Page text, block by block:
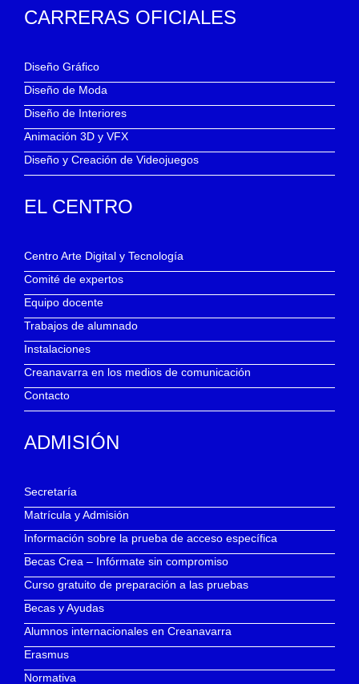
CARRERAS OFICIALES
Diseño Gráfico
Diseño de Moda
Diseño de Interiores
Animación 3D y VFX
Diseño y Creación de Videojuegos
EL CENTRO
Centro Arte Digital y Tecnología
Comité de expertos
Equipo docente
Trabajos de alumnado
Instalaciones
Creanavarra en los medios de comunicación
Contacto
ADMISIÓN
Secretaría
Matrícula y Admisión
Información sobre la prueba de acceso específica
Becas Crea – Infórmate sin compromiso
Curso gratuito de preparación a las pruebas
Becas y Ayudas
Alumnos internacionales en Creanavarra
Erasmus
Normativa